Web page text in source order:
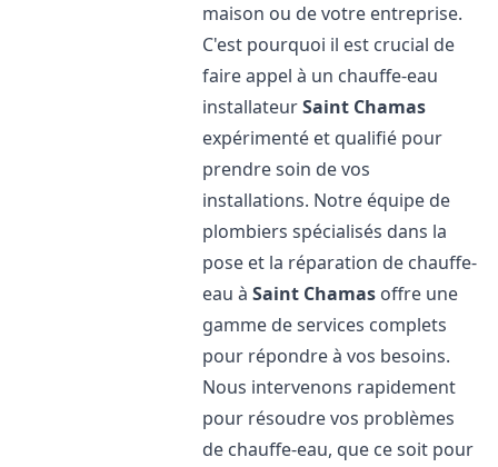
maison ou de votre entreprise.
C'est pourquoi il est crucial de
faire appel à un chauffe-eau
installateurSaint Chamas
expérimenté et qualifié pour
prendre soin de vos
installations. Notre équipe de
plombiers spécialisés dans la
pose et la réparation de chauffe-
eau àSaint Chamas offre une
gamme de services complets
pour répondre à vos besoins.
Nous intervenons rapidement
pour résoudre vos problèmes
de chauffe-eau, que ce soit pour